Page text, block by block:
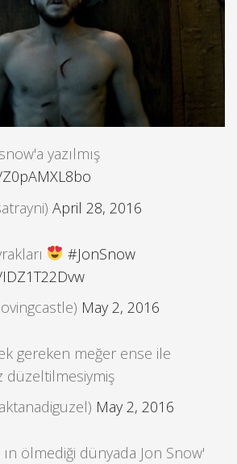
yazılmış
April 28, 2016
#JonSnow
May 2, 2016
gereken meğer ense ile
düzeltilmesiymiş
May 2, 2016
ölmediği dünyada Jon Snow'